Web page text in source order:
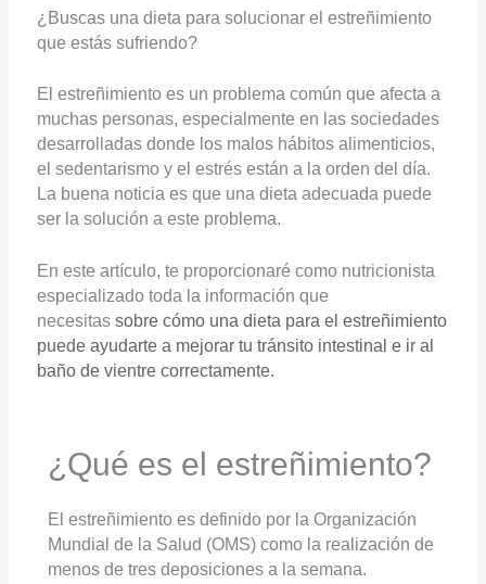
¿Buscas una dieta para solucionar el estreñimiento
que estás sufriendo?
El estreñimiento es un problema común que afecta a
muchas personas, especialmente en las sociedades
desarrolladas donde los malos hábitos alimenticios,
el sedentarismo y el estrés están a la orden del día.
La buena noticia es que una dieta adecuada puede
ser la solución a este problema.
En este artículo, te proporcionaré como nutricionista
especializado toda la información que
necesitas sobre cómo una dieta para el estreñimiento
puede ayudarte a mejorar tu tránsito intestinal e ir al
baño de vientre correctamente.
¿Qué es el estreñimiento?
El estreñimiento es definido por la Organización
Mundial de la Salud (OMS) como la realización de
menos de tres deposiciones a la semana.